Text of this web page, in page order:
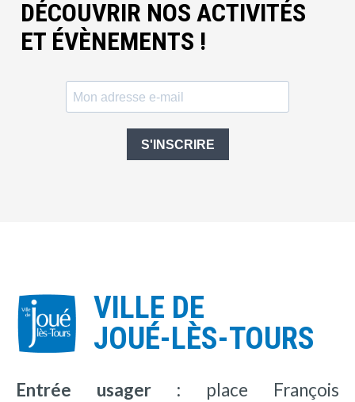
DÉCOUVRIR NOS ACTIVITÉS
ET ÉVÈNEMENTS !
S'INSCRIRE
VILLE DE
JOUÉ-LÈS-TOURS
Entrée usager : place François